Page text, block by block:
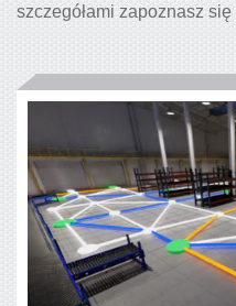
szczegółami zapoznasz się